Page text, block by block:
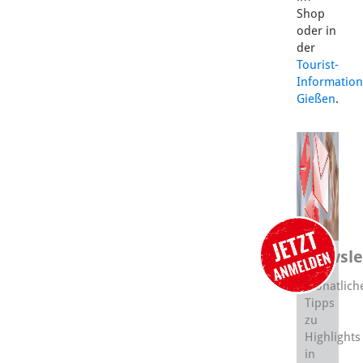
Shop
oder in
der
Tourist-
Information
Gießen.
Tipps
zu
Highlights
in